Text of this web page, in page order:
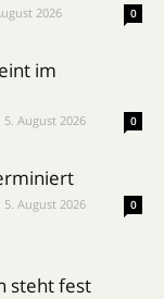
2026 0
im
5. August 2026 0
5. August 2026 0
steht fest